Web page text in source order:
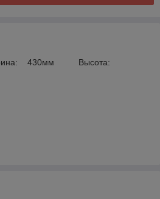
430мм Высота: